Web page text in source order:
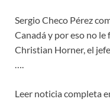
Sergio Checo Pérez
Canadá y por eso no le
Christian Horner, el
….
Leer noticia completa